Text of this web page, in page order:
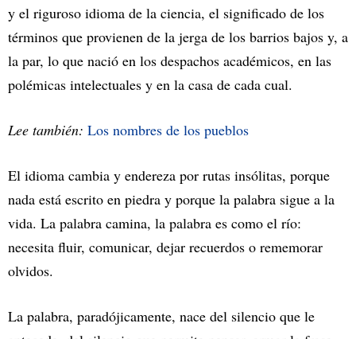
y el riguroso idioma de la ciencia, el significado de los
términos que provienen de la jerga de los barrios bajos y, a
la par, lo que nació en los despachos académicos, en las
polémicas intelectuales y en la casa de cada cual.
Lee también: Los nombres de los pueblos
El idioma cambia y endereza por rutas insólitas, porque
nada está escrito en piedra y porque la palabra sigue a la
vida. La palabra camina, la palabra es como el río:
necesita fluir, comunicar, dejar recuerdos o rememorar
olvidos.
La palabra, paradójicamente, nace del silencio que le